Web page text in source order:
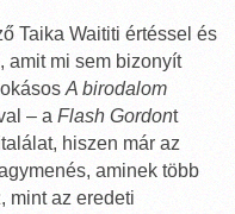
Taika Waititi értéssel és
amit mi sem bizonyít
A birodalom
– a Flash Gordont
hiszen már az
aminek több
mint az eredeti